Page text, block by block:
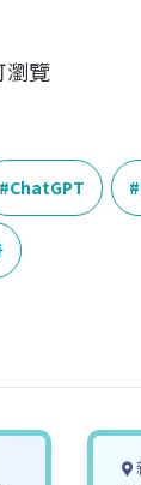
瀏覽
ChatGPT